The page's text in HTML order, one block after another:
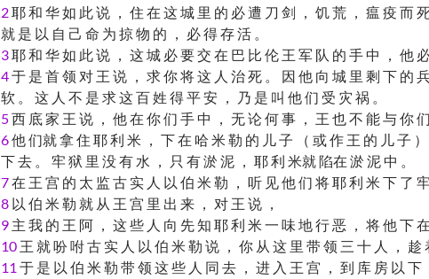
2耶 和 华 如 此 说 ， 住 在 这 城 里 的 必 遭 刀 剑 ， 饥 荒 ， 瘟 疫 而
就 是 以 自 己 命 为 掠 物 的 ， 必 得 存 活 。
3耶 和 华 如 此 说 ， 这 城 必 要 交 在 巴 比 伦 王 军 队 的 手 中 ， 他 必
4于 是 首 领 对 王 说 ， 求 你 将 这 人 治 死 。 因 他 向 城 里 剩 下 的
软 。 这 人 不 是 求 这 百 姓 得 平 安 ， 乃 是 叫 他 们 受 灾 祸 。
5西 底 家 王 说 ， 他 在 你 们 手 中 ， 无 论 何 事 ， 王 也 不 能 与 你 们
6他 们就 拿 住 耶 利 米 ， 下 在 哈 米 勒 的 儿 子 （ 或 作 王 的 儿 子
下 去 。 牢 狱 里 没 有 水 ， 只 有 淤 泥 ， 耶 利 米就 陷在 淤 泥 中 。
7在 王 宫 的 太 监 古 实 人 以 伯 米 勒 ， 听 见 他 们 将 耶 利 米 下 了
8 以 伯 米 勒 就 从 王 宫 里 出 来 ， 对 王 说 ，
9 主 我 的 王 阿 ， 这 些 人 向 先 知 耶 利 米 一 味 地 行 恶 ， 将 他 下
10 王 就 吩 咐 古 实 人 以 伯 米 勒 说 ， 你 从 这 里 带 领 三 十 人 ， 趁
11 于 是 以 伯 米 勒 带 领 这 些 人 同 去 ， 进 入 王 宫 ， 到 库 房 以